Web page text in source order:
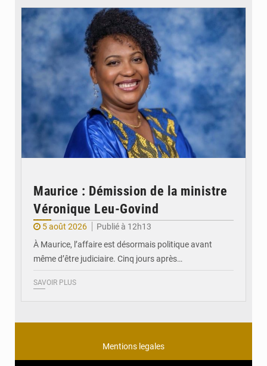
Maurice : Démission de la ministre
Véronique Leu-Govind
5 août 2026
Publié à 12h13
À Maurice, l’affaire est désormais politique avant
même d’être judiciaire. Cinq jours après…
SAVOIR PLUS
Mentions legales